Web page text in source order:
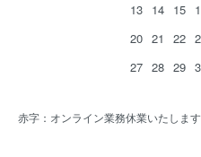
13 14 15
20 21 22
27 28 29
赤字：オンライン業務休業いたしま